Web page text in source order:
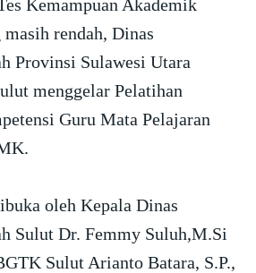
Kemampuan Akademik
rendah, Dinas
Provinsi Sulawesi Utara
menggelar Pelatihan
Guru Mata Pelajaran
oleh Kepala Dinas
Sulut Dr. Femmy Suluh,M.Si
Sulut Arianto Batara, S.P.,